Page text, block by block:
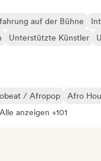
auf der Bühne
Unterstützte Künstler
/ Afropop
Afro
Alle anzeigen +101